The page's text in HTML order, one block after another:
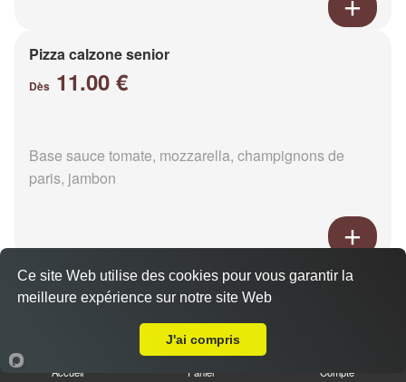
Pizza calzone senior
Dès 11.00 €
Base sauce tomate, mozzarella, champignons de
paris, jambon
Pizza 4 fromages senior
11.00 €
Accueil Panier Compte
Ce site Web utilise des cookies pour vous garantir la
meilleure expérience sur notre site Web
J'ai compris